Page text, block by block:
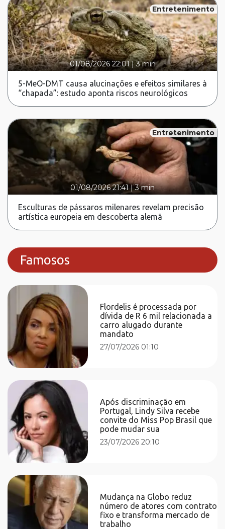
Entretenimento
01/08/2026 22:01|3 min
5-MeO-DMT causa alucinações e efeitos similares à
“chapada”: estudo aponta riscos neurológicos
Entretenimento
01/08/2026 21:41 |3 min
Esculturas de pássaros milenares revelam precisão
artística europeia em descoberta alemã
Famosos
Flordelis é processada por
dívida de R 6 mil relacionada a
carro alugado durante
mandato
27/07/2026 01:10
Após discriminação em
Portugal, Lindy Silva recebe
convite do Miss Pop Brasil que
pode mudar sua
23/07/2026 20:10
Mudança na Globo reduz
número de atores com contrato
fixo e transforma mercado de
trabalho